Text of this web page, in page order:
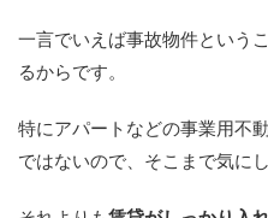
一言でいえば事故物件という
るからです。
特にアパートなどの事業用不
ではないので、そこまで気に